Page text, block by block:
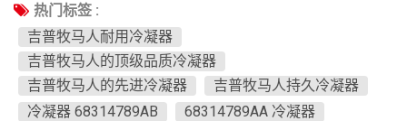
热门标签 :
吉普牧马人耐用冷凝器
吉普牧马人的顶级品质冷凝器
吉普牧马人的先进冷凝器
吉普牧马人持久冷凝器
冷凝器 68314789AB
68314789AA 冷凝器